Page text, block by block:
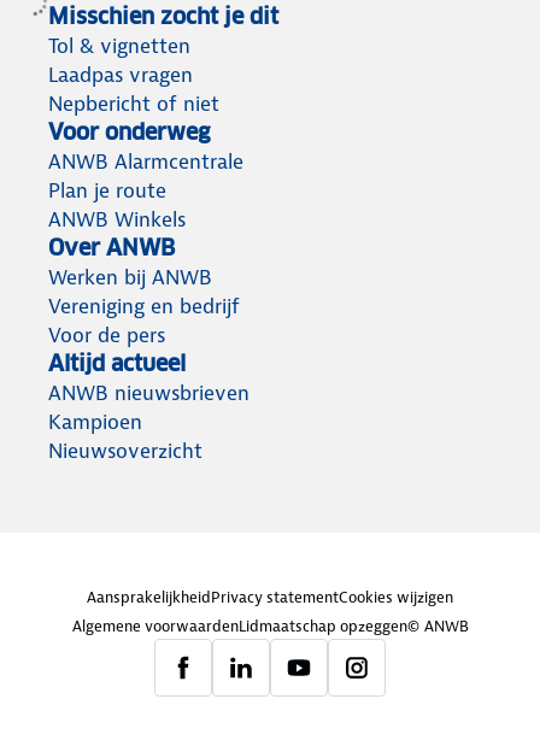
Misschien zocht je dit
Tol & vignetten
Laadpas vragen
Nepbericht of niet
Voor onderweg
ANWB Alarmcentrale
Plan je route
ANWB Winkels
Over ANWB
Werken bij ANWB
Vereniging en bedrijf
Voor de pers
Altijd actueel
ANWB nieuwsbrieven
Kampioen
Nieuwsoverzicht
AansprakelijkheidPrivacy statementCookies wijzigen
Algemene voorwaardenLidmaatschap opzeggen© ANWB